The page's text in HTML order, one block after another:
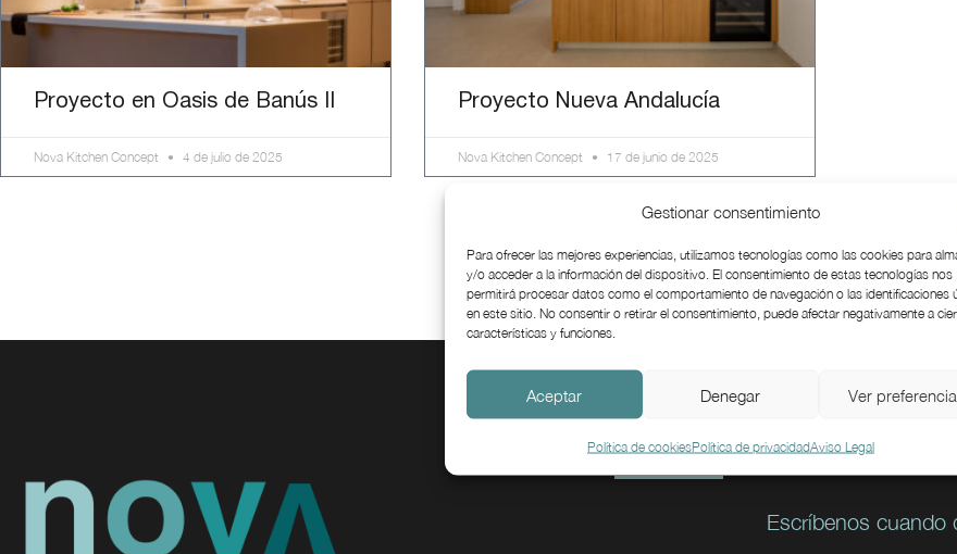
Gestionar consentimiento
Para ofrecer las mejores experiencias, utilizamos tecnologías como las cookies para
y/o acceder a la información del dispositivo. El consentimiento de estas tecnologías nos
permitirá procesar datos como el comportamiento de navegación o las identificaciones
en este sitio. No consentir o retirar el consentimiento, puede afectar negativamente a
características y funciones.
Aceptar Denegar Ver
Política de cookiesPolítica de privacidadAviso Legal
Proyecto en Oasis de Banús II
Nova Kitchen Concept 4 de julio de 2025
Proyecto Nueva Andalucía
Nova Kitchen Concept 17 de junio de 2025
El diseño
Escríbenos cuando